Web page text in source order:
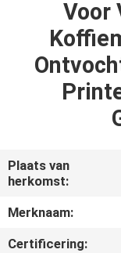
OVER
ONS
NEEM
CONTACT
Voor
Plaats van
herkomst:
Merknaam:
Certificering: